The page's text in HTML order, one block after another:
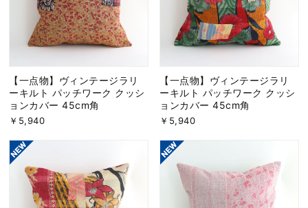
【一点物】ヴィンテージラリ
ーキルト パッチワーク クッシ
ョンカバー 45cm角
￥5,940
【一点物】ヴィンテージラリ
ーキルト パッチワーク クッシ
ョンカバー 45cm角
￥5,940